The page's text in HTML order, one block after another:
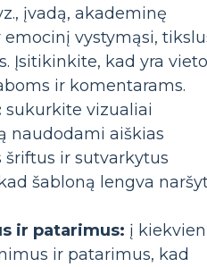
įvadą, akademinę
emocinį vystymąsi,
Įsitikinkite, kad yra
ir komentarams.
sukurkite vizualiai
naudodami aiškias
ir sutvarkytus
šabloną lengva
ir patarimus: į
ir patarimus, kad